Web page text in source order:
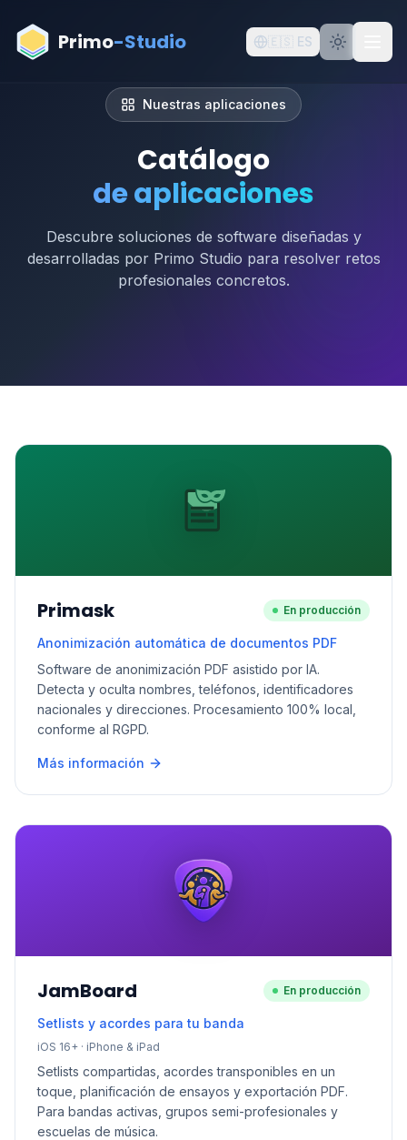
Primo-Studio 🇪🇸 ES
Nuestras aplicaciones
Catálogo
de aplicaciones
Descubre soluciones de software diseñadas y
desarrolladas por Primo Studio para resolver retos
profesionales concretos.
Primask En producción
Anonimización automática de documentos PDF
Software de anonimización PDF asistido por IA.
Detecta y oculta nombres, teléfonos, identificadores
nacionales y direcciones. Procesamiento 100% local,
conforme al RGPD.
Más información
JamBoard En producción
Setlists y acordes para tu banda
iOS 16+ · iPhone & iPad
Setlists compartidas, acordes transponibles en un
toque, planificación de ensayos y exportación PDF.
Para bandas activas, grupos semi-profesionales y
escuelas de música.